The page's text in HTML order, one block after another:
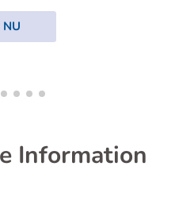
NU
Information